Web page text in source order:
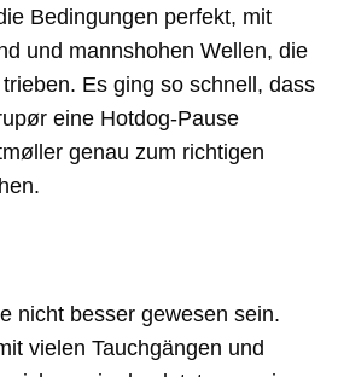
Bedingungen perfekt, mit
und mannshohen Wellen, die
Es ging so schnell, dass
eine Hotdog-Pause
genau zum richtigen
nicht besser gewesen sein.
vielen Tauchgängen und